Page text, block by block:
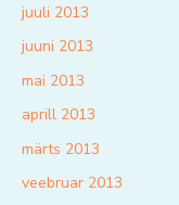
juuli 2013
juuni 2013
mai 2013
aprill 2013
märts 2013
veebruar 2013